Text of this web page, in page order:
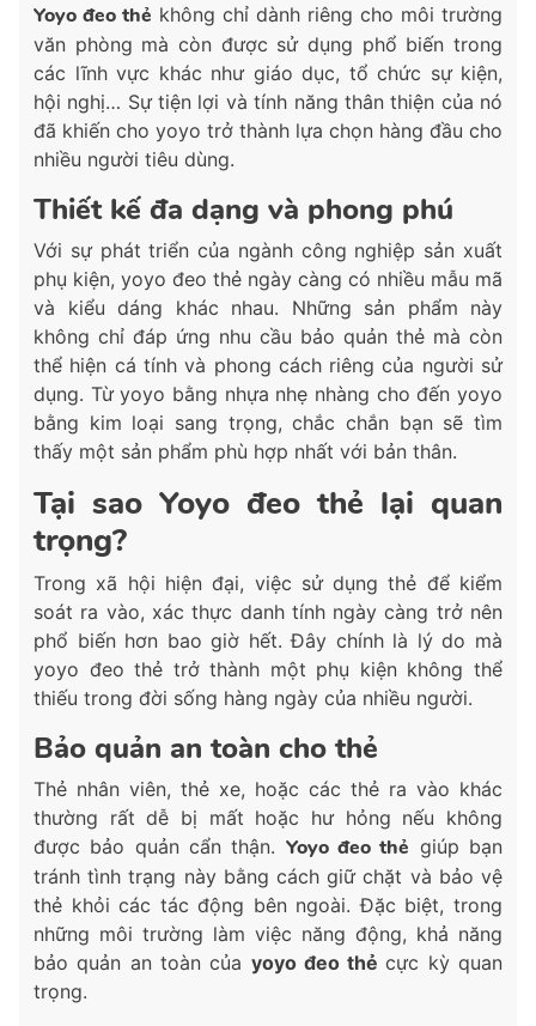
Yoyo đeo thẻ không chỉ dành riêng cho môi trường
văn phòng mà còn được sử dụng phổ biến trong
các lĩnh vực khác như giáo dục, tổ chức sự kiện,
hội nghị… Sự tiện lợi và tính năng thân thiện của nó
đã khiến cho yoyo trở thành lựa chọn hàng đầu cho
nhiều người tiêu dùng.
Thiết kế đa dạng và phong phú
Với sự phát triển của ngành công nghiệp sản xuất
phụ kiện, yoyo đeo thẻ ngày càng có nhiều mẫu mã
và kiểu dáng khác nhau. Những sản phẩm này
không chỉ đáp ứng nhu cầu bảo quản thẻ mà còn
thể hiện cá tính và phong cách riêng của người sử
dụng. Từ yoyo bằng nhựa nhẹ nhàng cho đến yoyo
bằng kim loại sang trọng, chắc chắn bạn sẽ tìm
thấy một sản phẩm phù hợp nhất với bản thân.
Tại sao Yoyo đeo thẻ lại quan
trọng?
Trong xã hội hiện đại, việc sử dụng thẻ để kiểm
soát ra vào, xác thực danh tính ngày càng trở nên
phổ biến hơn bao giờ hết. Đây chính là lý do mà
yoyo đeo thẻ trở thành một phụ kiện không thể
thiếu trong đời sống hàng ngày của nhiều người.
Bảo quản an toàn cho thẻ
Thẻ nhân viên, thẻ xe, hoặc các thẻ ra vào khác
thường rất dễ bị mất hoặc hư hỏng nếu không
được bảo quản cẩn thận. Yoyo đeo thẻ giúp bạn
tránh tình trạng này bằng cách giữ chặt và bảo vệ
thẻ khỏi các tác động bên ngoài. Đặc biệt, trong
những môi trường làm việc năng động, khả năng
bảo quản an toàn của yoyo đeo thẻcực kỳ quan
trọng.